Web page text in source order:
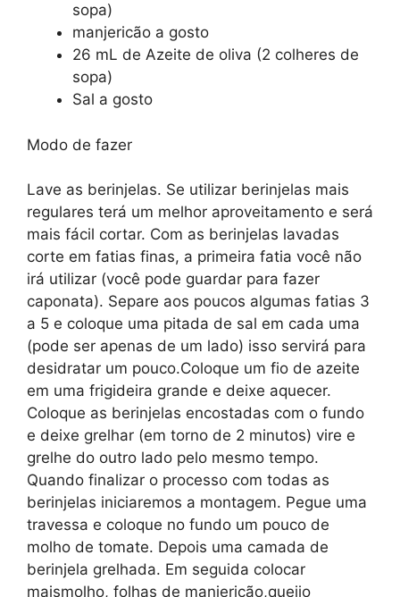
sopa)
manjericão a gosto
26 mL de Azeite de oliva (2 colheres de
sopa)
Sal a gosto
Modo de fazer
Lave as berinjelas. Se utilizar berinjelas mais
regulares terá um melhor aproveitamento e será
mais fácil cortar. Com as berinjelas lavadas
corte em fatias finas, a primeira fatia você não
irá utilizar (você pode guardar para fazer
caponata). Separe aos poucos algumas fatias 3
a 5 e coloque uma pitada de sal em cada uma
(pode ser apenas de um lado) isso servirá para
desidratar um pouco.Coloque um fio de azeite
em uma frigideira grande e deixe aquecer.
Coloque as berinjelas encostadas com o fundo
e deixe grelhar (em torno de 2 minutos) vire e
grelhe do outro lado pelo mesmo tempo.
Quando finalizar o processo com todas as
berinjelas iniciaremos a montagem. Pegue uma
travessa e coloque no fundo um pouco de
molho de tomate. Depois uma camada de
berinjela grelhada. Em seguida colocar
maismolho, folhas de manjericão,queijo